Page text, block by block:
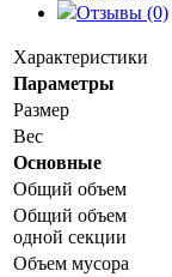
Отзывы (0)
Характеристики
Параметры
Размер
Вес
Основные
Общий объем
Общий объем
одной секции
Объем мусора